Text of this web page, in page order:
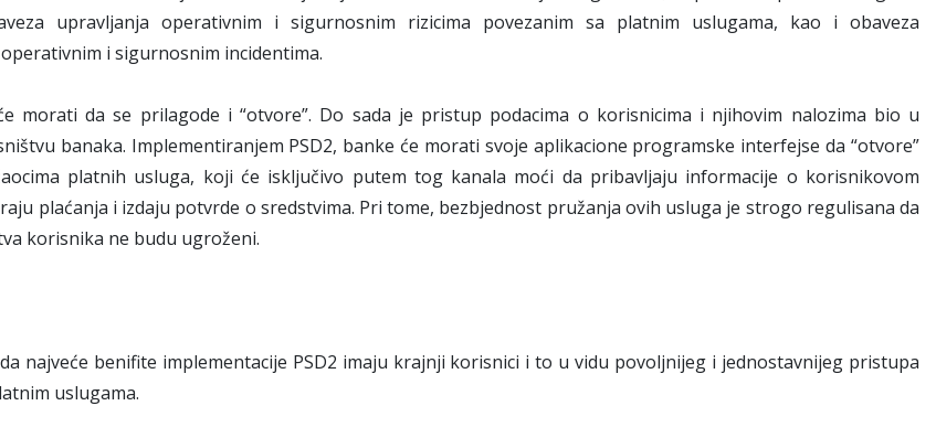
upravljanja operativnim i sigurnosnim rizicima povezanim sa platnim uslugama, kao i obaveza
i sigurnosnim incidentima.
morati da se prilagode i “otvore”. Do sada je pristup podacima o korisnicima i njihovim nalozima bio u
banaka. Implementiranjem PSD2, banke će morati svoje aplikacione programske interfejse da “otvore”
platnih usluga, koji će isključivo putem tog kanala moći da pribavljaju informacije o korisnikovom
plaćanja i izdaju potvrde o sredstvima. Pri tome, bezbjednost pružanja ovih usluga je strogo regulisana da
korisnika ne budu ugroženi.
najveće benifite implementacije PSD2 imaju krajnji korisnici i to u vidu povoljnijeg i jednostavnijeg pristupa
uslugama.